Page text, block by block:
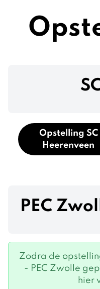
Opstelling SC
Heerenveen
PEC
Zodra de
- PEC Zwolle
hier